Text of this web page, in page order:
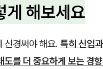
게 해보세요
신경써야 해요. 특히 신입
를 더 중요하게 보는 경